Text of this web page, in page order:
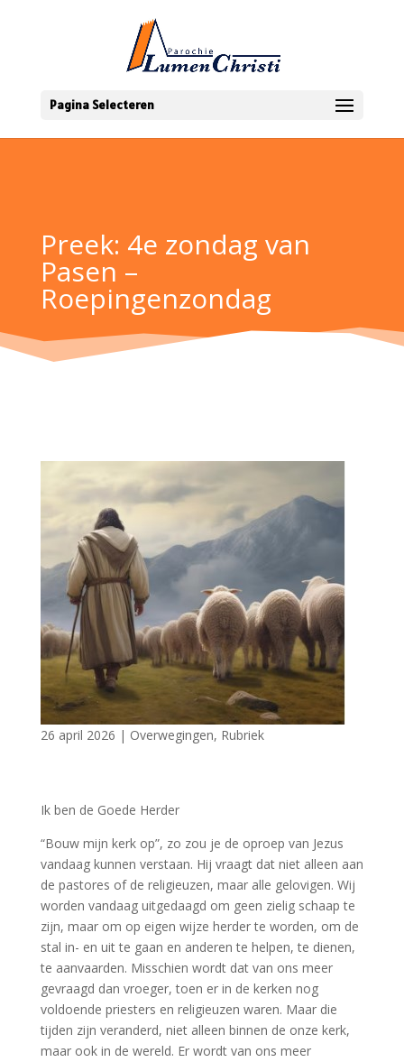
Pagina Selecteren
Preek: 4e zondag van
Pasen –
Roepingenzondag
26 april 2026 | Overwegingen, Rubriek
Ik ben de Goede Herder
“Bouw mijn kerk op”, zo zou je de oproep van Jezus
vandaag kunnen verstaan. Hij vraagt dat niet alleen aan
de pastores of de religieuzen, maar alle gelovigen. Wij
worden vandaag uitgedaagd om geen zielig schaap te
zijn, maar om op eigen wijze herder te worden, om de
stal in- en uit te gaan en anderen te helpen, te dienen,
te aanvaarden. Misschien wordt dat van ons meer
gevraagd dan vroeger, toen er in de kerken nog
voldoende priesters en religieuzen waren. Maar die
tijden zijn veranderd, niet alleen binnen de onze kerk,
maar ook in de wereld. Er wordt van ons meer